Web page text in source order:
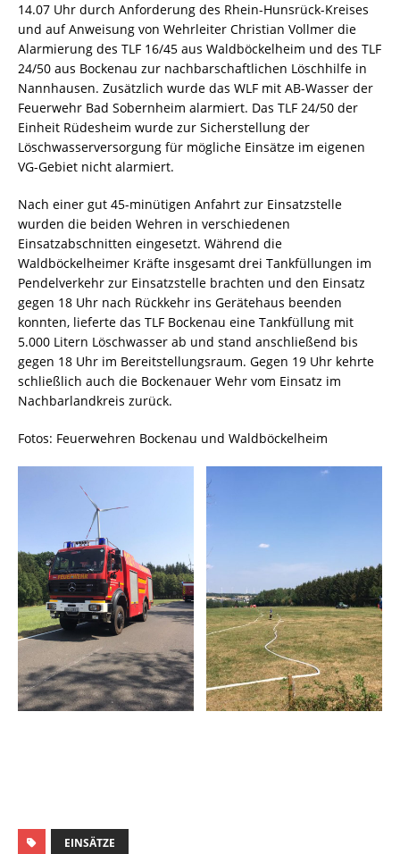
14.07 Uhr durch Anforderung des Rhein-Hunsrück-Kreises
und auf Anweisung von Wehrleiter Christian Vollmer die
Alarmierung des TLF 16/45 aus Waldböckelheim und des TLF
24/50 aus Bockenau zur nachbarschaftlichen Löschhilfe in
Nannhausen. Zusätzlich wurde das WLF mit AB-Wasser der
Feuerwehr Bad Sobernheim alarmiert. Das TLF 24/50 der
Einheit Rüdesheim wurde zur Sicherstellung der
Löschwasserversorgung für mögliche Einsätze im eigenen
VG-Gebiet nicht alarmiert.
Nach einer gut 45-minütigen Anfahrt zur Einsatzstelle
wurden die beiden Wehren in verschiedenen
Einsatzabschnitten eingesetzt. Während die
Waldböckelheimer Kräfte insgesamt drei Tankfüllungen im
Pendelverkehr zur Einsatzstelle brachten und den Einsatz
gegen 18 Uhr nach Rückkehr ins Gerätehaus beenden
konnten, lieferte das TLF Bockenau eine Tankfüllung mit
5.000 Litern Löschwasser ab und stand anschließend bis
gegen 18 Uhr im Bereitstellungsraum. Gegen 19 Uhr kehrte
schließlich auch die Bockenauer Wehr vom Einsatz im
Nachbarlandkreis zurück.
Fotos: Feuerwehren Bockenau und Waldböckelheim
EINSÄTZE